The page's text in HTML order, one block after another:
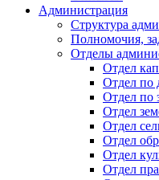
Администрация
Структура
Полномочия,
Отделы
Отдел
Отдел по
Отдел по
Отдел
Отдел
Отдел
Отдел
Отдел